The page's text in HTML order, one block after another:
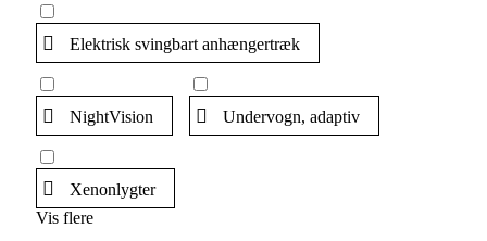
Elektrisk svingbart anhængertræk
NightVision Undervogn, adaptiv
Xenonlygter
Vis flere